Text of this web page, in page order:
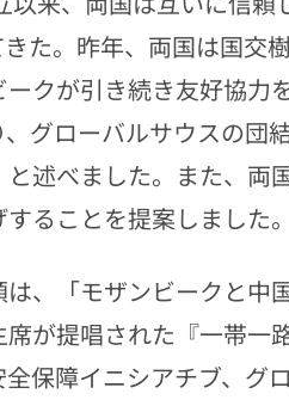
た。昨年、両国は国交
クが引き続き友好協力
グローバルサウスの団
述べました。また、両
ることを提案しました。
、「モザンビークと中
が提唱された『一帯一
保障イニシアチブ、グ